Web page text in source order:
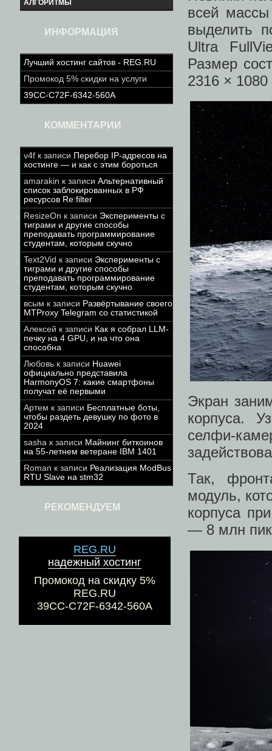
АЛГОРИТМЫ
ИНФОРМАЦИЯ
Лучший хостинг сайтов - REG.RU
Промокод 5% скидки на услуги
39CC-C72F-6342-560A
КОММЕНТАРИИ
v4f к записи Перебор IP-адресов на
хостинге — и как с этим бороться
amarakin к записи Альтернативный
список заблокированных в РФ
ресурсов Re:filter
ResizeOn к записи Эксперименты с
тиграми и другие способы
преподавать программирование
студентам, которым скучно
Text2Vid к записи Эксперименты с
тиграми и другие способы
преподавать программирование
студентам, которым скучно
всым к записи Развёртывание своего
MTProxy Telegram со статистикой
Алексей к записи Как я собрал LLM-
печку на 4 GPU, и на что она
способна
Любовь к записи Huawei
официально представила
HarmonyOS 7: какие смартфоны
получат её первыми
Артем к записи Бесплатные боты,
чтобы раздеть девушку по фото в
2024
sasha к записи Майнинг биткоинов
на 55-летнем ветеране IBM 1401
Roman к записи Реализация ModBus
RTU Slave на stm32
РЕКОМЕНДУЕМ
REG.RU
надежный хостинг
Промокод на скидку 5%
REG.RU
39CC-C72F-6342-560A
всей
выделить
Ultra
Размер
2316 × 1080
Экран
корпуса.
селфи-
Так,
модуль,
корпуса
— 8 млн